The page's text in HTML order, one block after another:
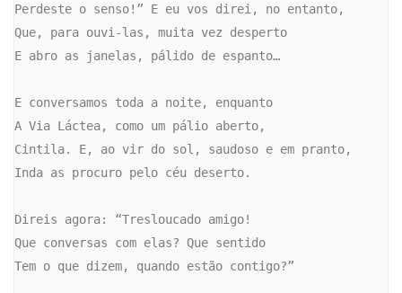
Perdeste o senso!” E eu vos direi, no entanto,
Que, para ouvi-las, muita vez desperto
E abro as janelas, pálido de espanto…
E conversamos toda a noite, enquanto
A Via Láctea, como um pálio aberto,
Cintila. E, ao vir do sol, saudoso e em pranto,
Inda as procuro pelo céu deserto.
Direis agora: “Tresloucado amigo!
Que conversas com elas? Que sentido
Tem o que dizem, quando estão contigo?”